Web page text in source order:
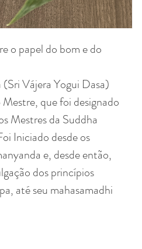
o papel do bom e do
Vájera Yogui Dasa)
que foi designado
Mestres da Suddha
Iniciado desde os
e, desde então,
dos princípios
até seu mahasamadhi